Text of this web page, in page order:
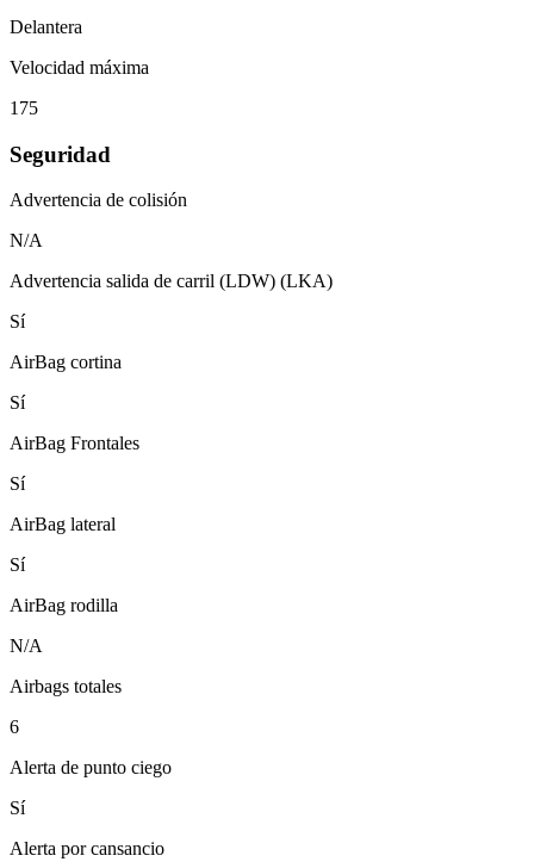
Delantera
Velocidad máxima
175
Seguridad
Advertencia de colisión
N/A
Advertencia salida de carril (LDW) (LKA)
Sí
AirBag cortina
Sí
AirBag Frontales
Sí
AirBag lateral
Sí
AirBag rodilla
N/A
Airbags totales
6
Alerta de punto ciego
Sí
Alerta por cansancio